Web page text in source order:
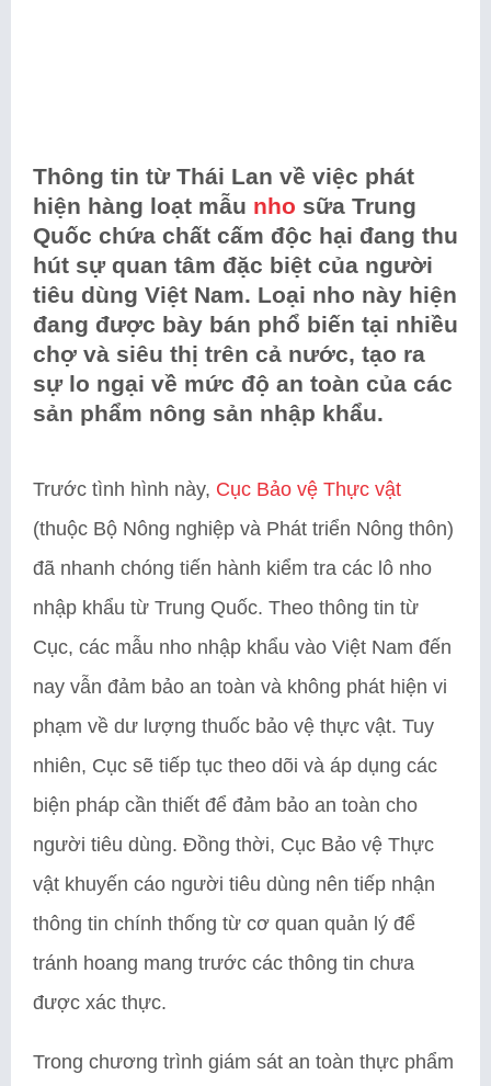
Thông tin từ Thái Lan về việc phát
hiện hàng loạt mẫu nho sữa Trung
Quốc chứa chất cấm độc hại đang thu
hút sự quan tâm đặc biệt của người
tiêu dùng Việt Nam. Loại nho này hiện
đang được bày bán phổ biến tại nhiều
chợ và siêu thị trên cả nước, tạo ra
sự lo ngại về mức độ an toàn của các
sản phẩm nông sản nhập khẩu.
Trước tình hình này, Cục Bảo vệ Thực vật
(thuộc Bộ Nông nghiệp và Phát triển Nông thôn)
đã nhanh chóng tiến hành kiểm tra các lô nho
nhập khẩu từ Trung Quốc. Theo thông tin từ
Cục, các mẫu nho nhập khẩu vào Việt Nam đến
nay vẫn đảm bảo an toàn và không phát hiện vi
phạm về dư lượng thuốc bảo vệ thực vật. Tuy
nhiên, Cục sẽ tiếp tục theo dõi và áp dụng các
biện pháp cần thiết để đảm bảo an toàn cho
người tiêu dùng. Đồng thời, Cục Bảo vệ Thực
vật khuyến cáo người tiêu dùng nên tiếp nhận
thông tin chính thống từ cơ quan quản lý để
tránh hoang mang trước các thông tin chưa
được xác thực.
Trong chương trình giám sát an toàn thực phẩm